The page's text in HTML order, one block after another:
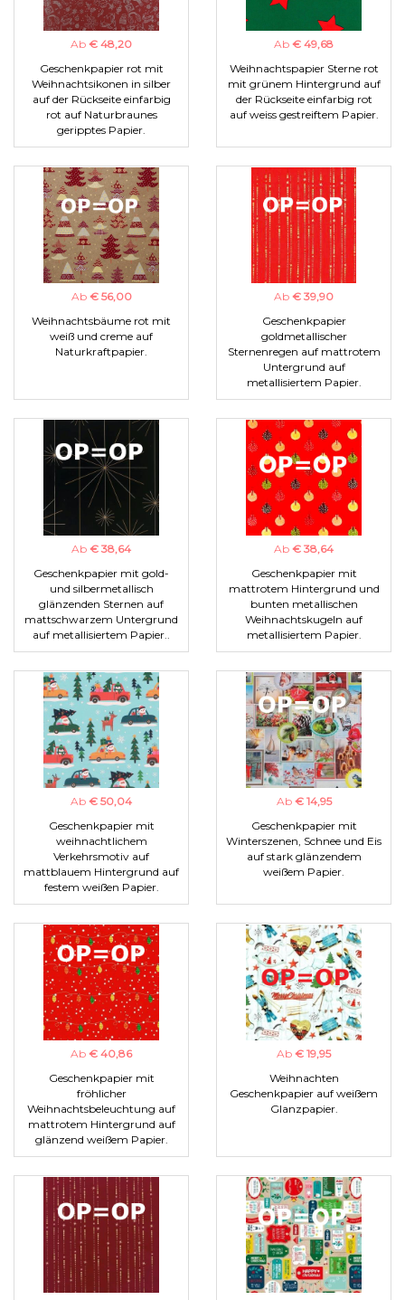
Ab € 48,20
Geschenkpapier rot mit
Weihnachtsikonen in silber
auf der Rückseite einfarbig
rot auf Naturbraunes
geripptes Papier.
Ab € 49,68
Weihnachtspapier Sterne rot
mit grünem Hintergrund auf
der Rückseite einfarbig rot
auf weiss gestreiftem Papier.
Ab € 56,00
Weihnachtsbäume rot mit
weiß und creme auf
Naturkraftpapier.
Ab € 39,90
Geschenkpapier
goldmetallischer
Sternenregen auf mattrotem
Untergrund auf
metallisiertem Papier.
Ab € 38,64
Geschenkpapier mit gold-
und silbermetallisch
glänzenden Sternen auf
mattschwarzem Untergrund
auf metallisiertem Papier..
Ab € 38,64
Geschenkpapier mit
mattrotem Hintergrund und
bunten metallischen
Weihnachtskugeln auf
metallisiertem Papier.
Ab € 50,04
Geschenkpapier mit
weihnachtlichem
Verkehrsmotiv auf
mattblauem Hintergrund auf
festem weißen Papier.
Ab € 14,95
Geschenkpapier mit
Winterszenen, Schnee und Eis
auf stark glänzendem
weißem Papier.
Ab € 40,86
Geschenkpapier mit
fröhlicher
Weihnachtsbeleuchtung auf
mattrotem Hintergrund auf
glänzend weißem Papier.
Ab € 19,95
Weihnachten
Geschenkpapier auf weißem
Glanzpapier.